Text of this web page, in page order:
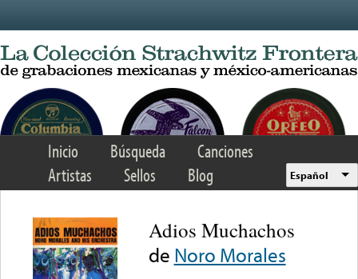
Inicio Búsqueda
Canciones
Artistas
Sellos Blog Español
Adios Muchachos
de Noro Morales